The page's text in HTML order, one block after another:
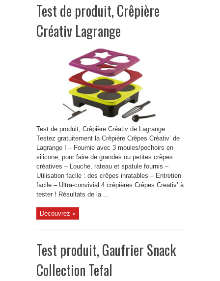
Test de produit, Crêpière
Créativ Lagrange
Test de produit, Crêpière Créativ de Lagrange :
Testez gratuitement la Crêpière Crêpes Créativ’ de
Lagrange ! – Fournie avec 3 moules/pochoirs en
silicone, pour faire de grandes ou petites crêpes
créatives – Louche, rateau et spatule fournis –
Utilisation facile : des crêpes inratables – Entretien
facile – Ultra-convivial 4 crêpières Crêpes Creativ’ à
tester ! Résultats de la ...
Découvrez »
Test produit, Gaufrier Snack
Collection Tefal